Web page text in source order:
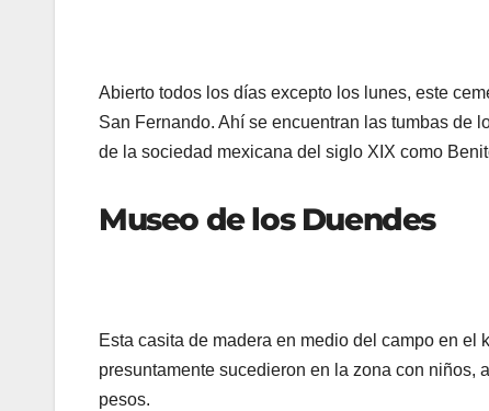
Abierto todos los días excepto los lunes, este
San Fernando. Ahí se encuentran las tumbas de
de la sociedad mexicana del siglo XIX como
Museo de los Duendes
Esta casita de madera en medio del campo en
presuntamente sucedieron en la zona con niños,
pesos.